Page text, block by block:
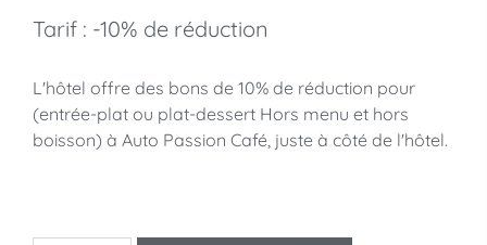
Tarif : -10% de réduction
L'hôtel offre des bons de 10% de réduction pour
(entrée-plat ou plat-dessert Hors menu et hors
boisson) à Auto Passion Café, juste à côté de l'hôtel.